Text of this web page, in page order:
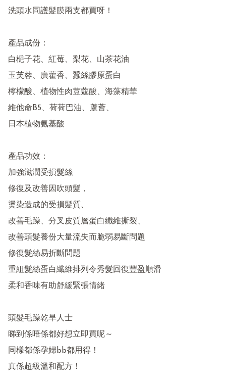
洗頭水同護髮膜兩支都買呀！
產品成份：
白梔子花、紅莓、梨花、山茶花油
玉芙蓉、廣藿香、蠶絲膠原蛋白
檸檬酸、植物性肉荳蔻酸、海藻精華
維他命B5、荷荷巴油、蘆薈、
日本植物氨基酸
產品功效：
加強滋潤受損髮絲
修復及改善因吹頭髮，
燙染造成的受損髮質、
改善毛躁、分叉皮質層蛋白纖維撕裂、
改善頭髮養份大量流失而脆弱易斷問題
修復髮絲易折斷問題
重組髮絲蛋白纖維排列令秀髮回復豐盈順滑
柔和香味有助舒緩緊張情緒
頭髮毛躁乾旱人士
睇到係唔係都好想立即買呢～
同樣都係孕婦bb都用得！
真係超級溫和配方！